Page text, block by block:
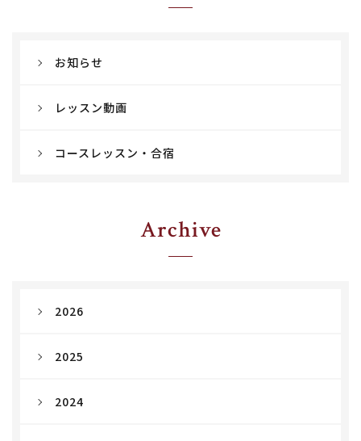
お知らせ
レッスン動画
コースレッスン・合宿
Archive
2026
2025
2024